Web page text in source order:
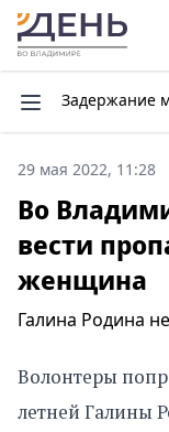
Задержание
29 мая 2022, 11:28
Во
вести
женщина
Галина Родина
Волонтеры
летней Галины